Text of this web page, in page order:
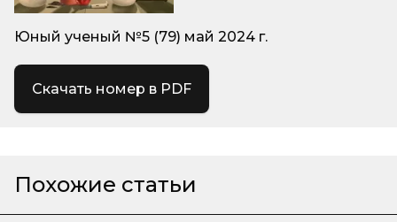
Юный ученый №5 (79) май 2024 г.
Скачать номер в PDF
Похожие статьи